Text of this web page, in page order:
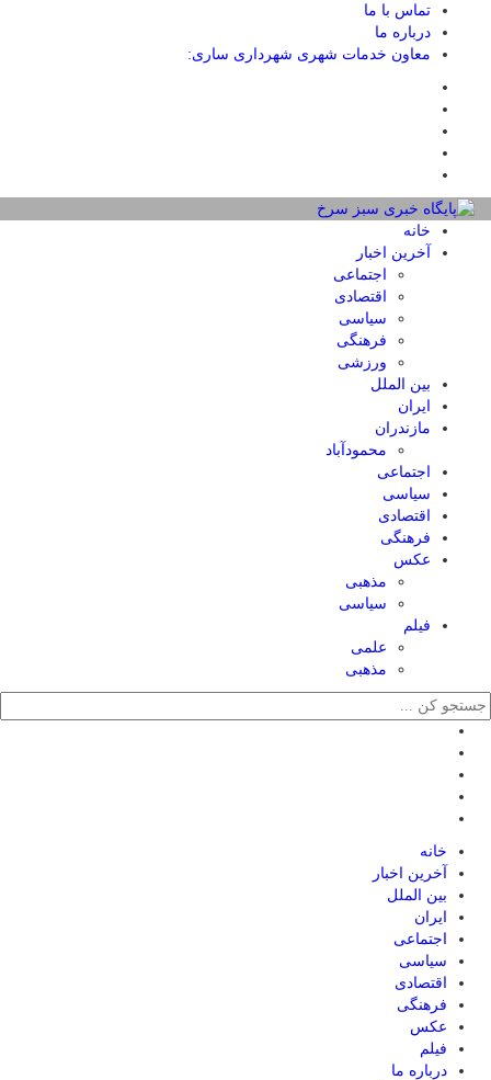
تماس با ما
درباره ما
معاون خدمات شهری شهرداری ساری:
خانه
آخرین اخبار
اجتماعی
اقتصادی
سیاسی
فرهنگی
ورزشی
بین الملل
ایران
مازندران
محمودآباد
اجتماعی
سیاسی
اقتصادی
فرهنگی
عکس
مذهبی
سیاسی
فیلم
علمی
مذهبی
خانه
آخرین اخبار
بین الملل
ایران
اجتماعی
سیاسی
اقتصادی
فرهنگی
عکس
فیلم
درباره ما